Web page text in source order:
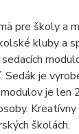
pre školy a
kluby a
je
je len
školách.